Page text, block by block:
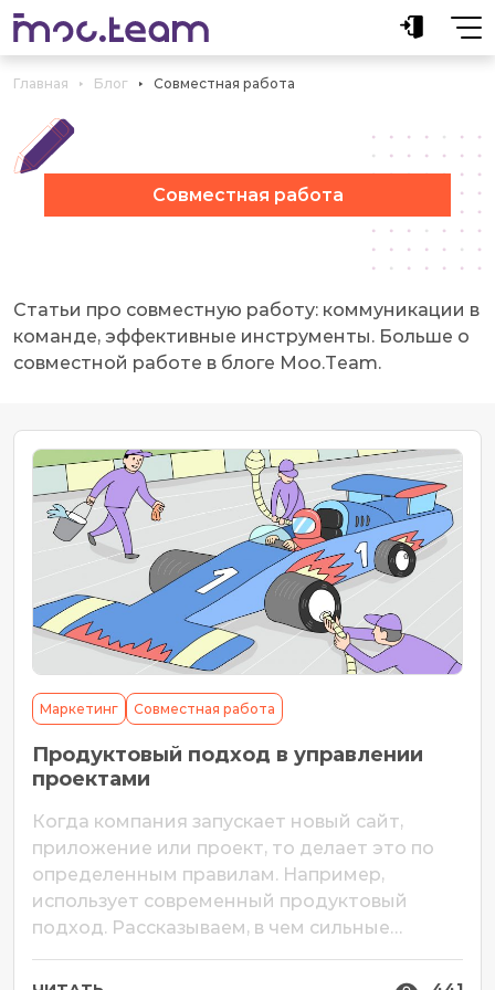
Главная Блог Совместная работа
Совместная работа
Статьи про совместную работу: коммуникации в
команде, эффективные инструменты. Больше о
совместной работе в блоге Moo.Team.
Маркетинг Совместная работа
Продуктовый подход в управлении
проектами
Когда компания запускает новый сайт,
приложение или проект, то делает это по
определенным правилам. Например,
использует современный продуктовый
подход. Рассказываем, в чем сильные
правильно применять. Продуктовый подход